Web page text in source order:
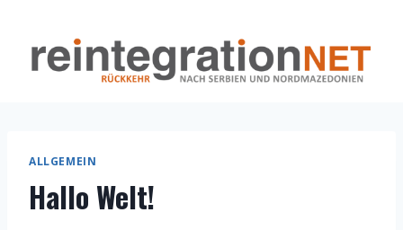
springen
ALLGEMEIN
Hallo Welt!